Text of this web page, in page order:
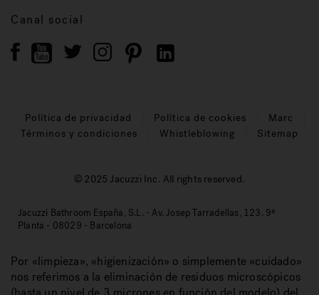
Canal social
Política de privacidad Política de cookies
Marc
Términos y condiciones
Whistleblowing Sitemap
© 2025 Jacuzzi Inc. All rights reserved.
Jacuzzi Bathroom España, S.L. - Av. Josep Tarradellas, 123. 9ª
Planta - 08029 - Barcelona
Por «limpieza», «higienización» o simplemente «cuidado»
nos referimos a la eliminación de residuos microscópicos